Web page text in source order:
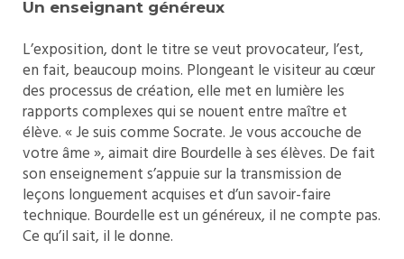
Un enseignant généreux
L’exposition, dont le titre se veut provocateur, l’est,
en fait, beaucoup moins. Plongeant le visiteur au cœur
des processus de création, elle met en lumière les
rapports complexes qui se nouent entre maître et
élève. « Je suis comme Socrate. Je vous accouche de
votre âme », aimait dire Bourdelle à ses élèves. De fait
son enseignement s’appuie sur la transmission de
leçons longuement acquises et d’un savoir-faire
technique. Bourdelle est un généreux, il ne compte pas.
Ce qu’il sait, il le donne.